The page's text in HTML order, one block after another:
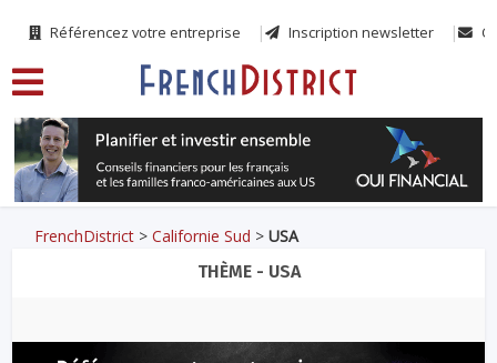
Référencez votre entreprise Inscription newsletter
FrenchDistrict >Californie Sud >USA
THÈME - USA